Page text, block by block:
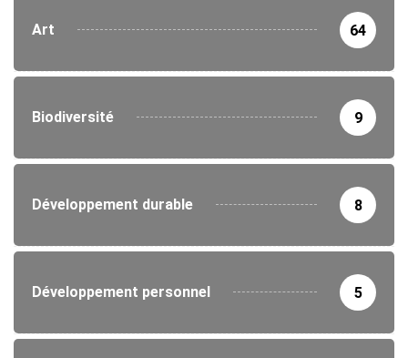
Art 64
Biodiversité 9
Développement durable 8
Développement personnel 5